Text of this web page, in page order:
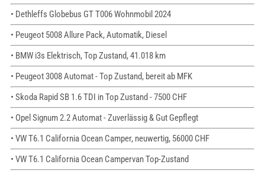
• Dethleffs Globebus GT T006 Wohnmobil 2024
• Peugeot 5008 Allure Pack, Automatik, Diesel
• BMW i3s Elektrisch, Top Zustand, 41.018 km
• Peugeot 3008 Automat - Top Zustand, bereit ab MFK
• Skoda Rapid SB 1.6 TDI in Top Zustand - 7500 CHF
• Opel Signum 2.2 Automat - Zuverlässig & Gut Gepflegt
• VW T6.1 California Ocean Camper, neuwertig, 56000 CHF
• VW T6.1 California Ocean Campervan Top-Zustand